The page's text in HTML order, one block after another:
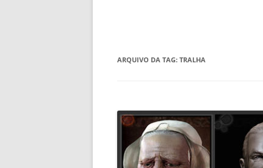
ARQUIVO DA TAG: TRALHA